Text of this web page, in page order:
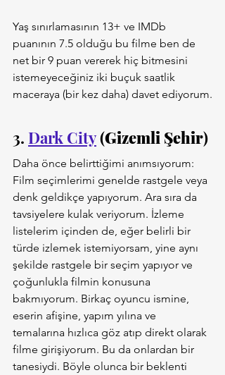
Yaş sınırlamasının 13+ ve IMDb
puanının 7.5 olduğu bu filme ben de
net bir 9 puan vererek hiç bitmesini
istemeyeceğiniz iki buçuk saatlik
maceraya (bir kez daha) davet ediyorum.
3. Dark City (Gizemli Şehir)
Daha önce belirttiğimi anımsıyorum:
Film seçimlerimi genelde rastgele veya
denk geldikçe yapıyorum. Ara sıra da
tavsiyelere kulak veriyorum. İzleme
listelerim içinden de, eğer belirli bir
türde izlemek istemiyorsam, yine aynı
şekilde rastgele bir seçim yapıyor ve
çoğunlukla filmin konusuna
bakmıyorum. Birkaç oyuncu ismine,
eserin afişine, yapım yılına ve
temalarına hızlıca göz atıp direkt olarak
filme girişiyorum. Bu da onlardan bir
tanesiydi. Böyle olunca bir beklenti